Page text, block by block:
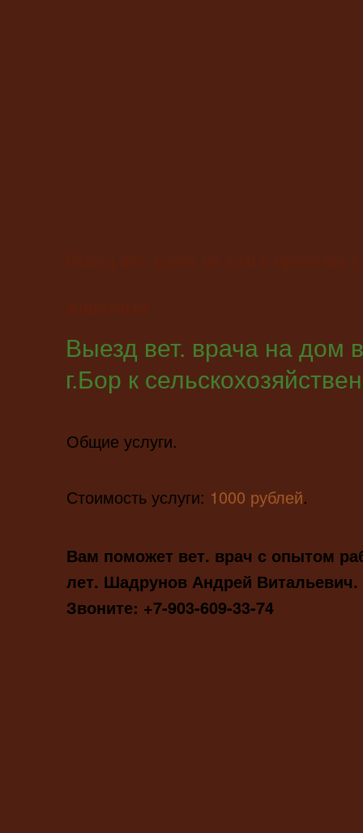
Выезд вет. врача на дом
г.Бор к
Общие услуги.
Стоимость услуги: 1000 рублей.
Вам поможет вет. врач с опытом
лет. Шадрунов Андрей Витальевич.
Звоните: +7-903-609-33-74